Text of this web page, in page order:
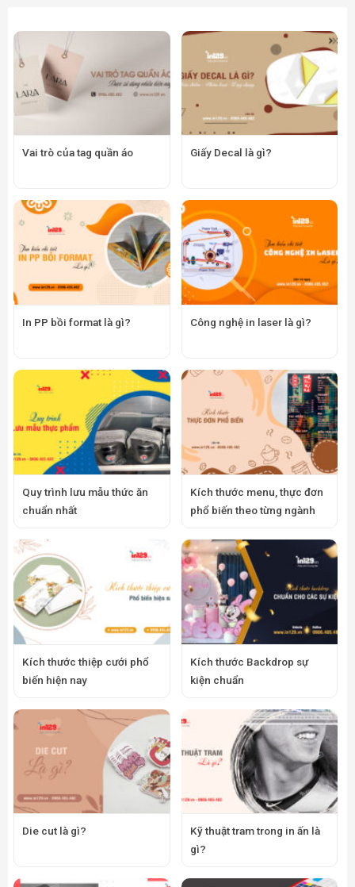
Vai trò của tag quần áo Giấy Decal là gì?
In PP bồi format là gì? Công nghệ in laser là gì?
Quy trình lưu mẫu thức ăn
chuẩn nhất
Kích thước menu, thực đơn
phổ biến theo từng ngành
Kích thước thiệp cưới phổ
biến hiện nay
Kích thước Backdrop sự
kiện chuẩn
Die cut là gì?
Kỹ thuật tram trong in ấn là
gì?